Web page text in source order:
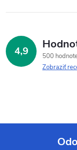
4,9
500
Zobraziť